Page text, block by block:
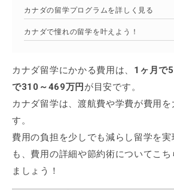
カナダの留学プログラムを詳しく見る
カナダで憧れの留学を叶えよう！
カナダ留学にかかる費用は、 1ヶ月で
で310～469万円 が目安です。
カナダ留学は、渡航費や学費が費用を
す。
費用の負担を少しでも減らし留学を
も、費用の詳細や節約術についてこ
ましょう！